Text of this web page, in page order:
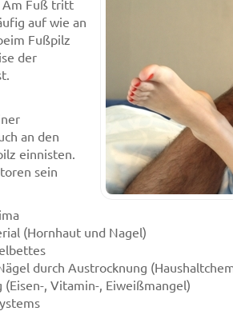
Am Fuß tritt
auf wie an
Fußpilz
der
an den
einnisten.
sein
(Hornhaut und Nagel)
durch Austrocknung
, Vitamin-, Eiweißmangel)